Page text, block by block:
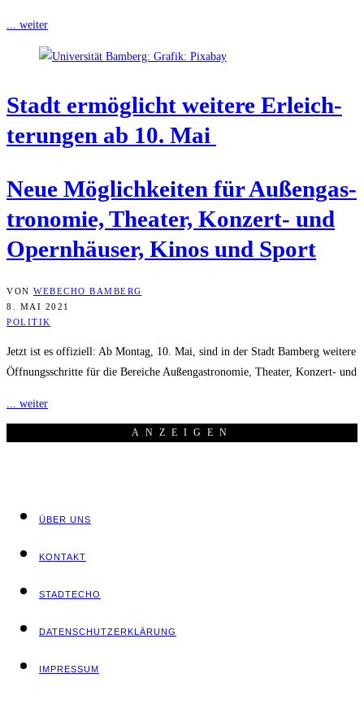
... weiter
Stadt ermög­licht wei­te­re Erleich­
te­run­gen ab 10. Mai
Neue Mög­lich­kei­ten für Außen­gas­
tro­no­mie, Thea­ter, Kon­zert- und
Opern­häu­ser, Kinos und Sport
VON WEBECHO BAMBERG
8. MAI 2021
POLITIK
Jetzt ist es offiziell: Ab Montag, 10. Mai, sind in der Stadt Bamberg weitere
Öffnungsschritte für die Bereiche Außengastronomie, Theater, Konzert- und
... weiter
ANZEI­GEN
ÜBER UNS
KON­TAKT
STADT­ECHO
DATEN­SCHUTZ­ER­KLÄ­RUNG
IMPRES­SUM